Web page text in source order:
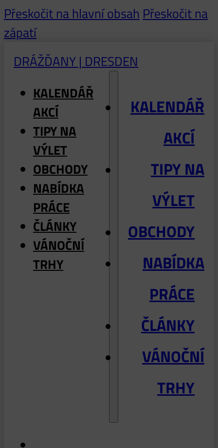
Přeskočit na hlavní obsah Přeskočit na
zápatí
DRÁŽĎANY | DRESDEN
KALENDÁŘ
AKCÍ
TIPY NA
VÝLET
OBCHODY
NABÍDKA
PRÁCE
ČLÁNKY
VÁNOČNÍ
TRHY
KALENDÁŘ
AKCÍ
TIPY NA
VÝLET
OBCHODY
NABÍDKA
PRÁCE
ČLÁNKY
VÁNOČNÍ
TRHY